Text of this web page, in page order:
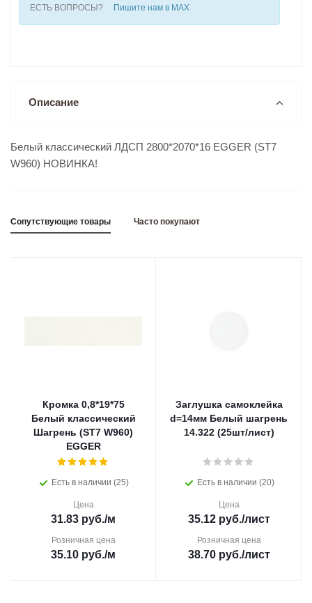
ЕСТЬ ВОПРОСЫ? Пишите нам в MAX
Описание
Белый классический ЛДСП 2800*2070*16 EGGER (ST7
W960) НОВИНКА!
Сопутствующие товары Часто покупают
Кромка 0,8*19*75
Белый классический
Шагрень (ST7 W960)
EGGER
Есть в наличии (25)
Цена
31.83 руб./м
Розничная цена
35.10 руб./м
Заглушка самоклейка
d=14мм Белый шагрень
14.322 (25шт/лист)
Есть в наличии (20)
Цена
35.12руб./лист
Розничная цена
38.70руб./лист